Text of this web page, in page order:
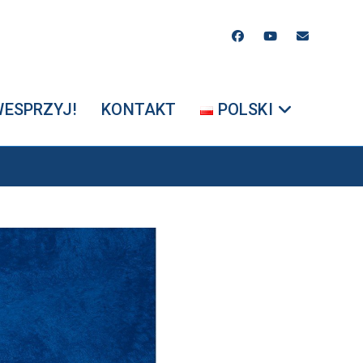
KONTAKT POLSKI